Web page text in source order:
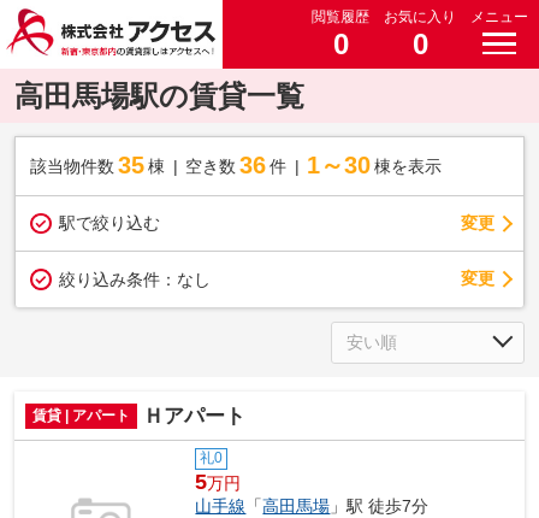
閲覧履歴
0
お気に入り
0
メニュー
高田馬場駅の賃貸一覧
該当物件数 35棟 空き数 36 件 1～30 棟を表示
駅で絞り込む 変更
絞り込み条件： なし 変更
賃貸 | アパート Ｈアパート
礼0
5万円
山手線 「高田馬場 」駅 徒歩7分